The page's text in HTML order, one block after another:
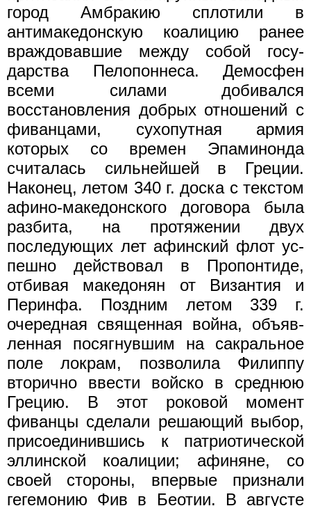
город Амбракию сплотили в
антимакедонскую коалицию ранее
враждовавшие между собой госу­
дарства Пелопоннеса. Демосфен
всеми силами добивался
восстановления добрых отношений с
фиванцами, сухопутная армия
которых со времен Эпаминонда
считалась сильнейшей в Греции.
Наконец, летом 340 г. доска с текстом
афино-македонского договора была
разбита, на протяжении двух
последующих лет афинский флот ус­
пешно действовал в Пропонтиде,
отбивая македонян от Византия и
Перинфа. Поздним летом 339 г.
очередная священная война, объяв­
ленная посягнувшим на сакральное
поле локрам, позволила Филиппу
вторично ввести войско в среднюю
Грецию. В этот роковой момент
фиванцы сделали решающий выбор,
присоединившись к патриотиче­ской
эллинской коалиции; афиняне, со
своей стороны, впервые признали
гегемонию Фив в Беотии. В августе